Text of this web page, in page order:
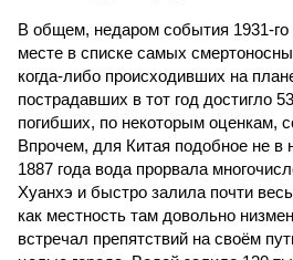
В общем, недаром события 1931-го
месте в списке самых
когда-либо происходивших на
пострадавших в тот год достигло
погибших, по некоторым оценкам,
Впрочем, для Китая подобное не в
1887 года вода прорвала
Хуанхэ и быстро залила почти
как местность там довольно
встречал препятствий на своём